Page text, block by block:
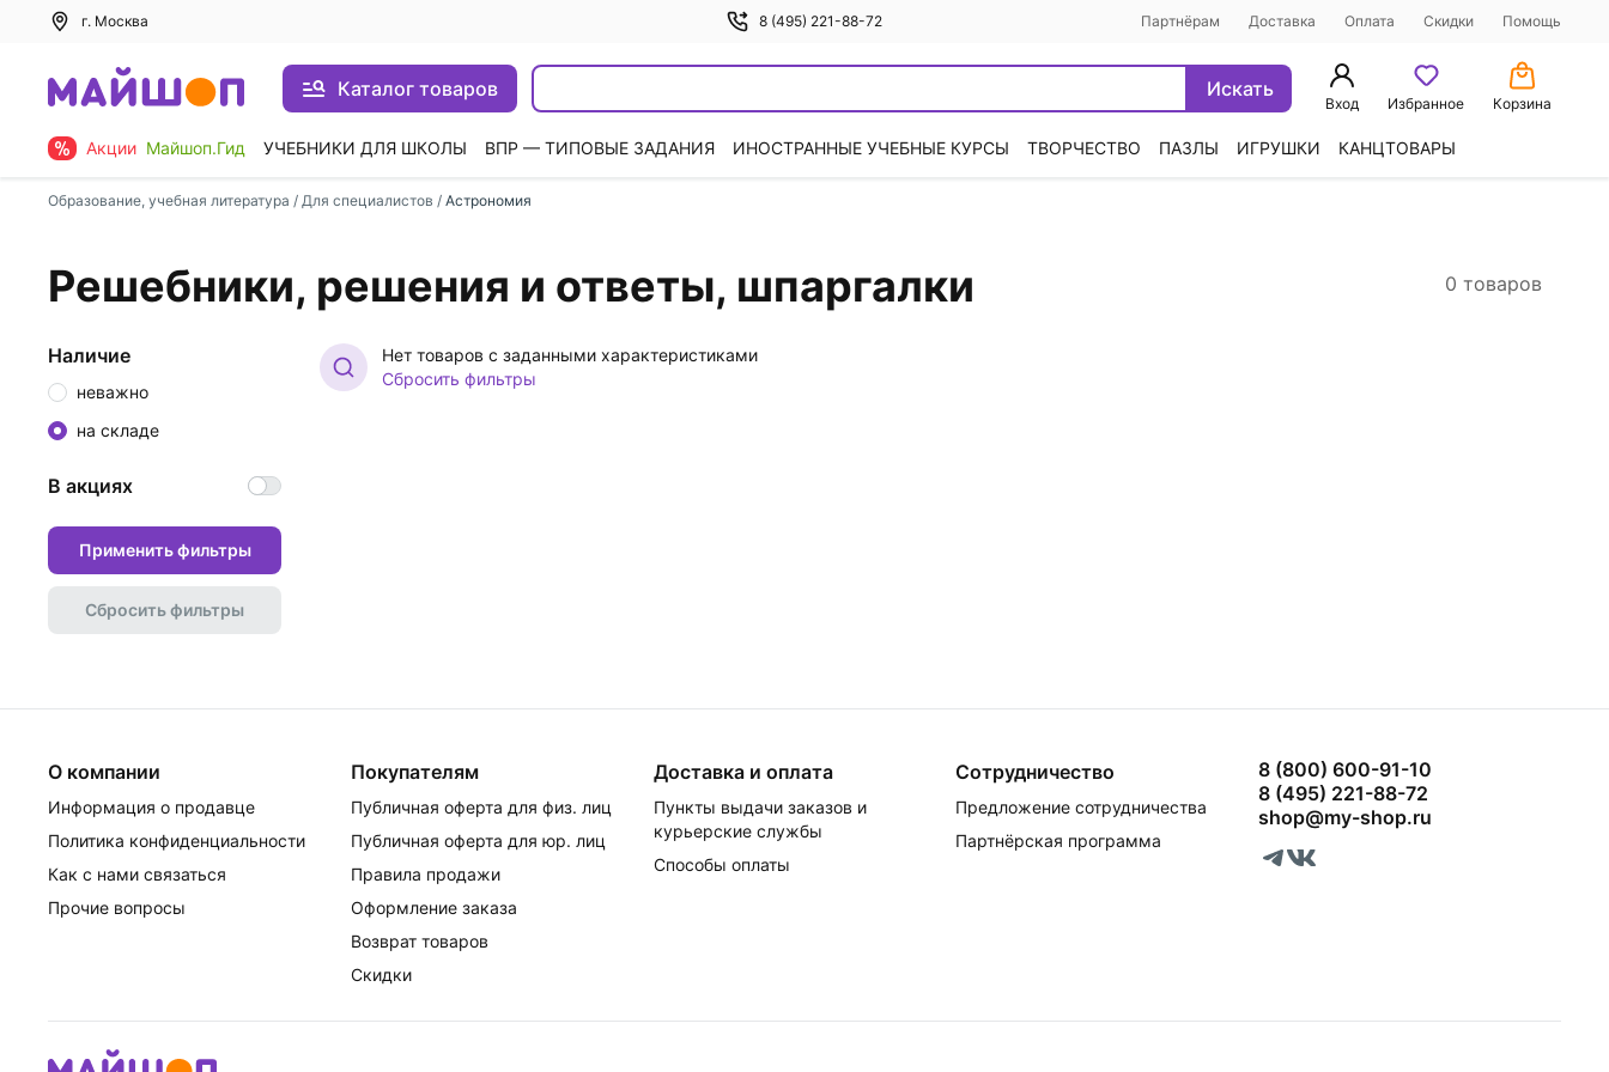
г. Москва 8 (495) 221-88-72 Партнёрам Доставка Оплата Скидки Помощь
Каталог товаров Искать
Вход Избранное Корзина
Акции Майшоп.Гид УЧЕБНИКИ ДЛЯ ШКОЛЫ ВПР — ТИПОВЫЕ ЗАДАНИЯ ИНОСТРАННЫЕ УЧЕБНЫЕ КУРСЫ ТВОРЧЕСТВО ПАЗЛЫ ИГРУШКИ КАНЦТОВАРЫ
Образование, учебная литература / Для специалистов / Астрономия
Решебники, решения и ответы, шпаргалки 0 товаров
Нет товаров с заданными характеристиками
Сбросить фильтры
Наличие
неважно
на складе
В акциях
Применить фильтры
Сбросить фильтры
О компании
Информация о продавце
Политика конфиденциальности
Как с нами связаться
Прочие вопросы
Покупателям
Публичная оферта для физ. лиц
Публичная оферта для юр. лиц
Правила продажи
Оформление заказа
Возврат товаров
Скидки
Доставка и оплата
Пункты выдачи заказов и
курьерские службы
Способы оплаты
Сотрудничество
Предложение сотрудничества
Партнёрская программа
8 (800) 600-91-10
8 (495) 221-88-72
shop@my-shop.ru